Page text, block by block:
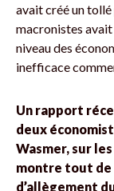
avait créé un
macronistes
niveau des
inefficace
Un rapport
deux
Wasmer, sur
montre tout de
d’allègement